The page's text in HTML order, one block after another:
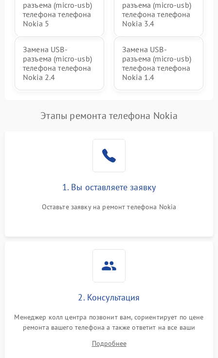
разъема (micro-usb)
телефона телефона
Nokia 5
разъема (micro-usb)
телефона телефона
Nokia 3.4
Замена USB-
разъема (micro-usb)
телефона телефона
Nokia 2.4
Замена USB-
разъема (micro-usb)
телефона телефона
Nokia 1.4
Этапы ремонта телефона Nokia
1. Вы оставляете заявку
Оставьте заявку на ремонт телефона Nokia
2. Консультация
Менеджер колл центра позвонит вам, сориентирует по цене
ремонта вашего телефона а также ответит на все ваши
Подробнее